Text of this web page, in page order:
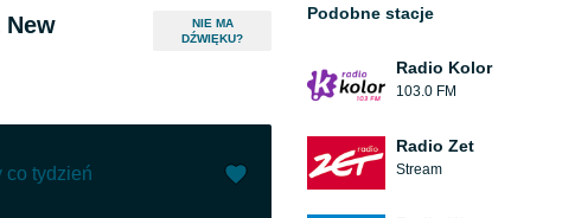
New
NIE MA
DŹWIĘKU?
co tydzień
Podobne stacje
Radio Kolor
103.0 FM
Radio Zet
Stream